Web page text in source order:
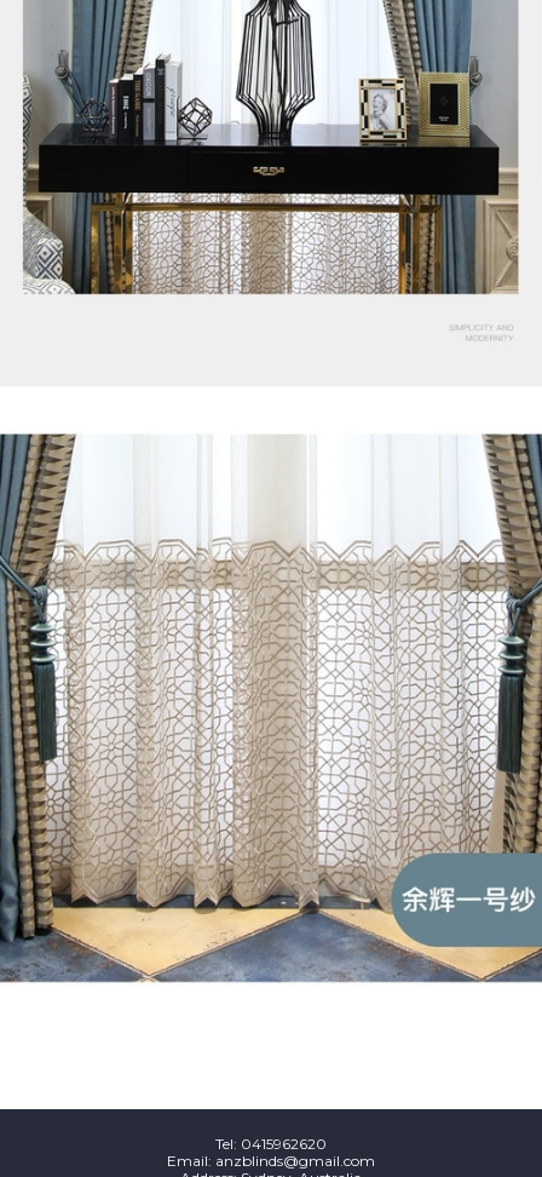
Tel: 0415962620
Email: anzblinds@gmail.com